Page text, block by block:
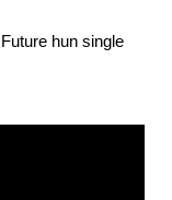
hun single